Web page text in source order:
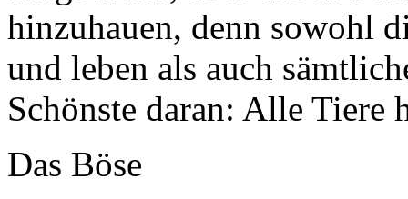
hinzuhauen, denn sowohl
und leben als auch
Schönste daran: Alle Tiere
Das Böse